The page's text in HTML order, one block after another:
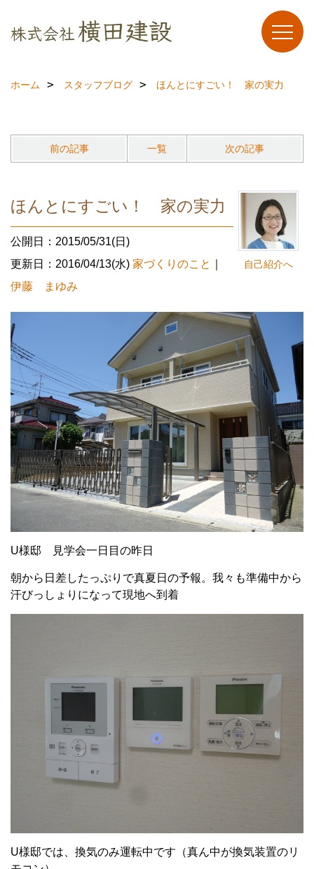
ホーム スタッフブログ ほんとにすごい！ 家の実力
前の記事 一覧 次の記事
自己紹介へ
ほんとにすごい！ 家の実力
公開日：2015/05/31(日)
更新日：2016/04/13(水) 家づくりのこと
伊藤 まゆみ
U様邸 見学会一日目の昨日
朝から日差したっぷりで真夏日の予報。我々も準備中から
汗びっしょりになって現地へ到着
U様邸では、換気のみ運転中です（真ん中が換気装置のリ